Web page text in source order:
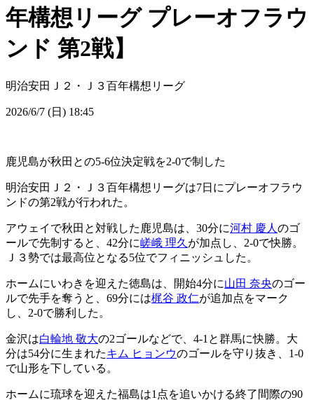
年構想リーグ プレーオフラウ
ンド 第2戦】
明治安田Ｊ２・Ｊ３百年構想リーグ
2026/6/7 (日) 18:45
鹿児島が秋田との5-6位決定戦を2-0で制した
明治安田Ｊ２・Ｊ３百年構想リーグは7日にプレーオフラウ
ンドの第2戦が行われた。
アウェイで秋田と対戦した鹿児島は、30分に河村 慶人 のゴ
ールで先制すると、42分に嵯峨 理久 が加点し、2-0で快勝。
Ｊ３勢では最高位となる5位でフィニッシュした。
ホームにいわきを迎えた徳島は、開始4分に山田 奈央のゴー
ルで先手を奪うと、69分には梶谷 政仁が追加点をマーク
し、2-0で勝利した。
金沢は白輪地 敬大の2ゴールなどで、4-1と群馬に快勝。大
分は54分に生まれたキム ヒョンウのゴールを守り抜き、1-0
で山形を下している。
ホームに琉球を迎えた福島は1点を追いかける終了間際の90